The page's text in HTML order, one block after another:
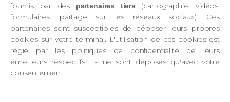
fournis par des
partenaires tiers
(cartographie, vidéos,
formulaires, partage sur les réseaux sociaux). Ces
partenaires sont susceptibles de déposer leurs propres
cookies sur votre terminal. L'utilisation de ces cookies est
régie par les politiques de confidentialité de leurs
émetteurs respectifs. Ils ne sont déposés qu'avec votre
consentement.